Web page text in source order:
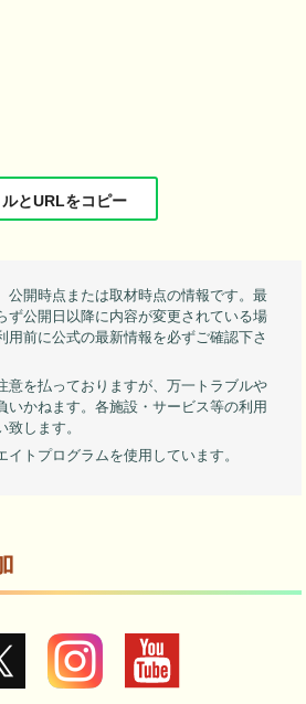
とURLをコピー
公開時点または取材時点の情報です。最
ず公開日以降に内容が変更されている場
用前に公式の最新情報を必ずご確認下さ
意を払っておりますが、万一トラブルや
いかねます。各施設・サービス等の利用
します。
イトプログラムを使用しています。